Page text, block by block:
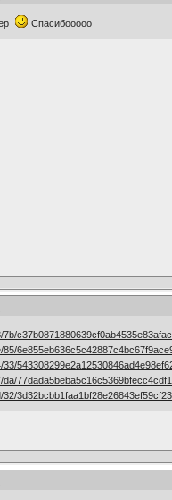
Спасибооооо